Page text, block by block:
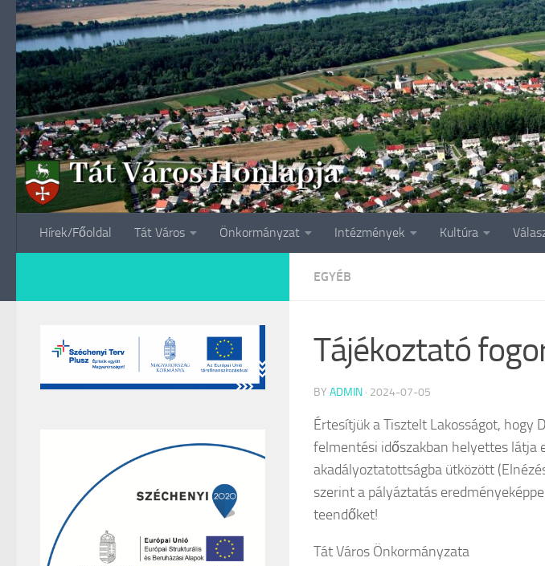
Skip to content
Hírek/Főoldal Tát Város Önkormányzat Intézmények Kultúra
EGYÉB
Tájékoztató
BY ADMIN · 2024-07-05
Értesítjük a Tisztelt Lakosságot, hogy
felmentési időszakban helyettes látja
akadályoztatottságba ütközött
szerint a pályáztatás
teendőket!
Tát Város Önkormányzata